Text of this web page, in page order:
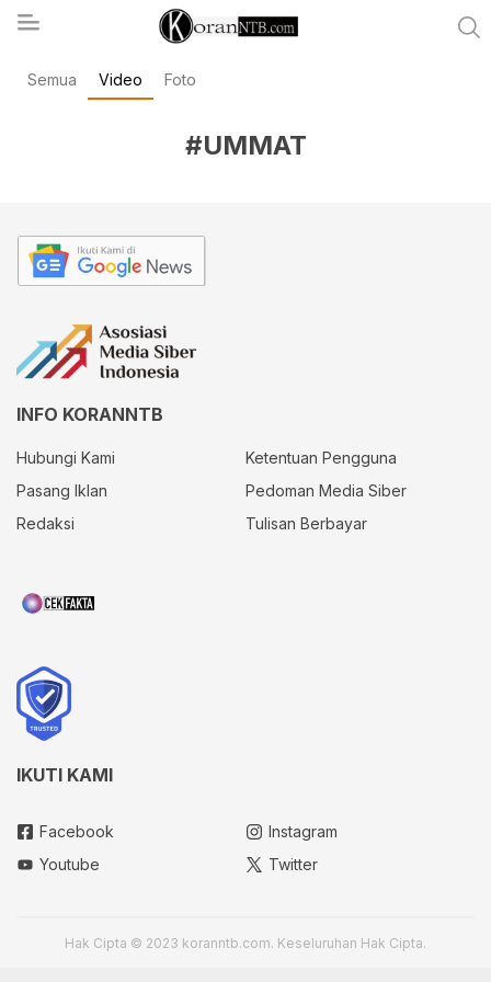
koranntb.com
Semua Video Foto
#UMMAT
INFO KORANNTB
Hubungi Kami
Ketentuan Pengguna
Pasang Iklan
Pedoman Media Siber
Redaksi
Tulisan Berbayar
IKUTI KAMI
Facebook
Instagram
Youtube
Twitter
Hak Cipta © 2023 koranntb.com. Keseluruhan Hak Cipta.